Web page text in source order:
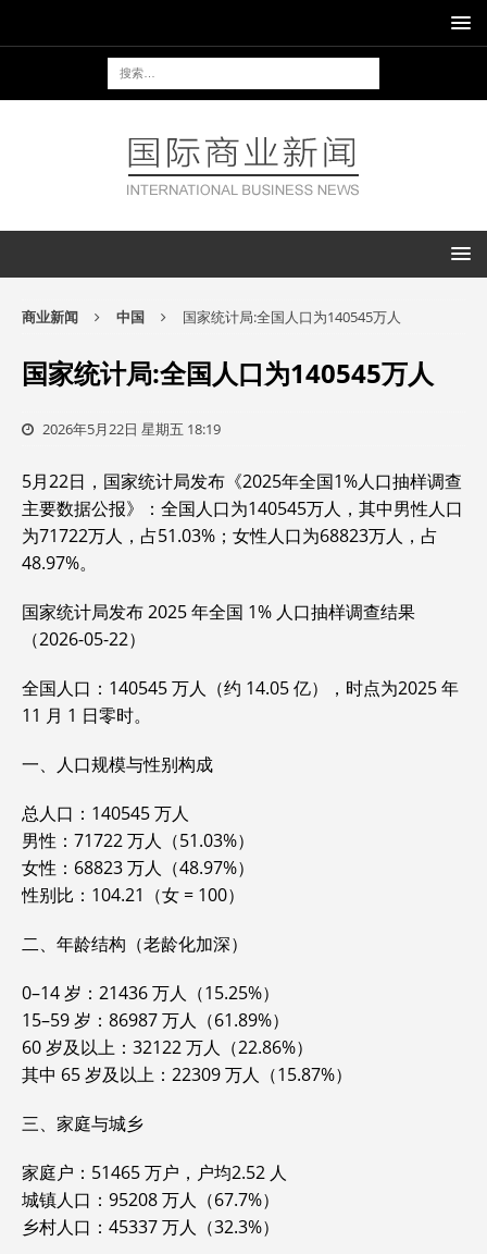
商业新闻 中国 国家统计局:全国人口为140545万人
国家统计局:全国人口为140545万人
2026年5月22日 星期五 18:19
5月22日，国家统计局发布《2025年全国1%人口抽样调查
主要数据公报》：全国人口为140545万人，其中男性人口
为71722万人，占51.03%；女性人口为68823万人，占
48.97%。‌‌
国家统计局发布 2025 年全国 1% 人口抽样调查结果
（2026-05-22）
全国人口：140545 万人（约 14.05 亿），时点为2025 年
11 月 1 日零时。
一、人口规模与性别构成
总人口：140545 万人
男性：71722 万人（51.03%）
女性：68823 万人（48.97%）
性别比：104.21（女 = 100）
二、年龄结构（老龄化加深）
0–14 岁：21436 万人（15.25%）
15–59 岁：86987 万人（61.89%）
60 岁及以上：32122 万人（22.86%）
其中 65 岁及以上：22309 万人（15.87%）
三、家庭与城乡
家庭户：51465 万户，户均2.52 人
城镇人口：95208 万人（67.7%）
乡村人口：45337 万人（32.3%）